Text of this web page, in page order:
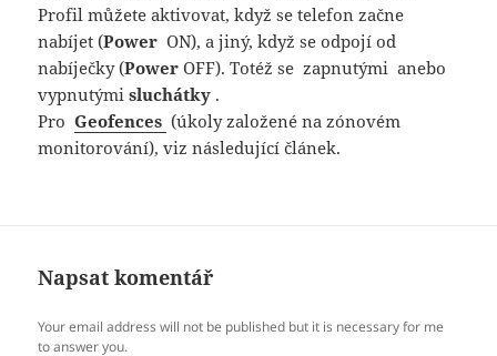
Profil můžete aktivovat, když se telefon začne
nabíjet (Power ON), a jiný, když se odpojí od
nabíječky (PowerOFF). Totéž se zapnutými anebo
vypnutýmisluchátky .
ProGeofences (úkoly založené na zónovém
monitorování), viz následující článek.
Napsat komentář
Your email address will not be published but it is necessary for me
to answer you.